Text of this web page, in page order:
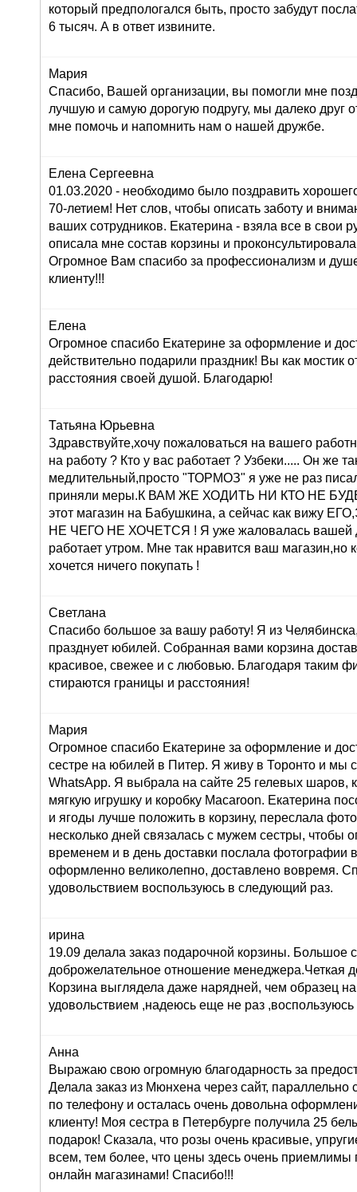
который предпологался быть, просто забудут
6 тысяч. А в ответ извините.
Мария
Спасибо, Вашей организации, вы помогли мне
лучшую и самую дорогую подругу, мы далеко друг
мне помочь и напомнить нам о нашей дружбе.
Елена Сергеевна
01.03.2020 - необходимо было поздравить
70-летием! Нет слов, чтобы описать заботу и
ваших сотрудников. Екатерина - взяла все в свои
описала мне состав корзины и
Огромное Вам спасибо за профессионализм и
клиенту!!!
Елена
Огромное спасибо Екатерине за оформление и
действительно подарили праздник! Вы как мостик
расстояния своей душой. Благодарю!
Татьяна Юрьевна
Здравствуйте,хочу пожаловаться на вашего
на работу ? Кто у вас работает ? Узбеки..... Он же
медлительный,просто "ТОРМОЗ" я уже не раз
приняли меры.К ВАМ ЖЕ ХОДИТЬ НИ КТО НЕ
этот магазин на Бабушкина, а сейчас как вижу
НЕ ЧЕГО НЕ ХОЧЕТСЯ ! Я уже жаловалась вашей
работает утром. Мне так нравится ваш магазин,но
хочется ничего покупать !
Светлана
Спасибо большое за вашу работу! Я из
празднует юбилей. Собранная вами корзина
красивое, свежее и с любовью. Благодаря таким
стираются границы и расстояния!
Мария
Огромное спасибо Екатерине за оформление и
сестре на юбилей в Питер. Я живу в Торонто и мы
WhatsApp. Я выбрала на сайте 25 гелевых шаров,
мягкую игрушку и коробку Macaroon. Екатерина
и ягоды лучше положить в корзину, переслала
несколько дней связалась с мужем сестры, чтобы
временем и в день доставки послала фотографии
оформленно великолепно, доставлено вовремя.
удовольствием воспользуюсь в следующий раз.
ирина
19.09 делала заказ подарочной корзины. Большое
доброжелательное отношение менеджера.Четкая
Корзина выглядела даже нарядней, чем образец
удовольствием ,надеюсь еще не раз
Анна
Выражаю свою огромную благодарность за
Делала заказ из Мюнхена через сайт, параллельно
по телефону и осталась очень довольна
клиенту! Моя сестра в Петербурге получила 25
подарок! Сказала, что розы очень красивые,
всем, тем более, что цены здесь очень приемлимы
онлайн магазинами! Спасибо!!!